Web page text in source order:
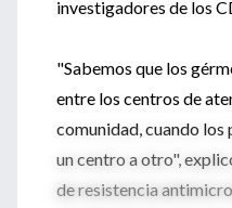
investigadores de los
"Sabemos que los
entre los centros de
comunidad, cuando los
un centro a otro",
de resistencia